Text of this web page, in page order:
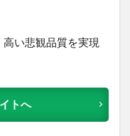
い悲観品質を実現
トへ